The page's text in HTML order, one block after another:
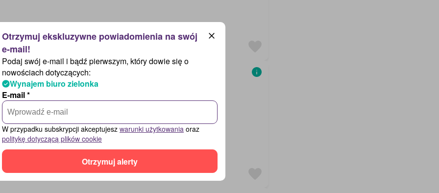
godzin temu w Lento
zł/month
Mazowieckie
godzin temu w Lento
Podaj swój e-mail i bądź pierwszym, który dowie się o
nowościach dotyczących:
Wynajem biuro zielonka
E-mail *
W przypadku subskrypcji akceptujesz warunki użytkowania oraz
politykę dotyczącą plików cookie
Otrzymuj alerty